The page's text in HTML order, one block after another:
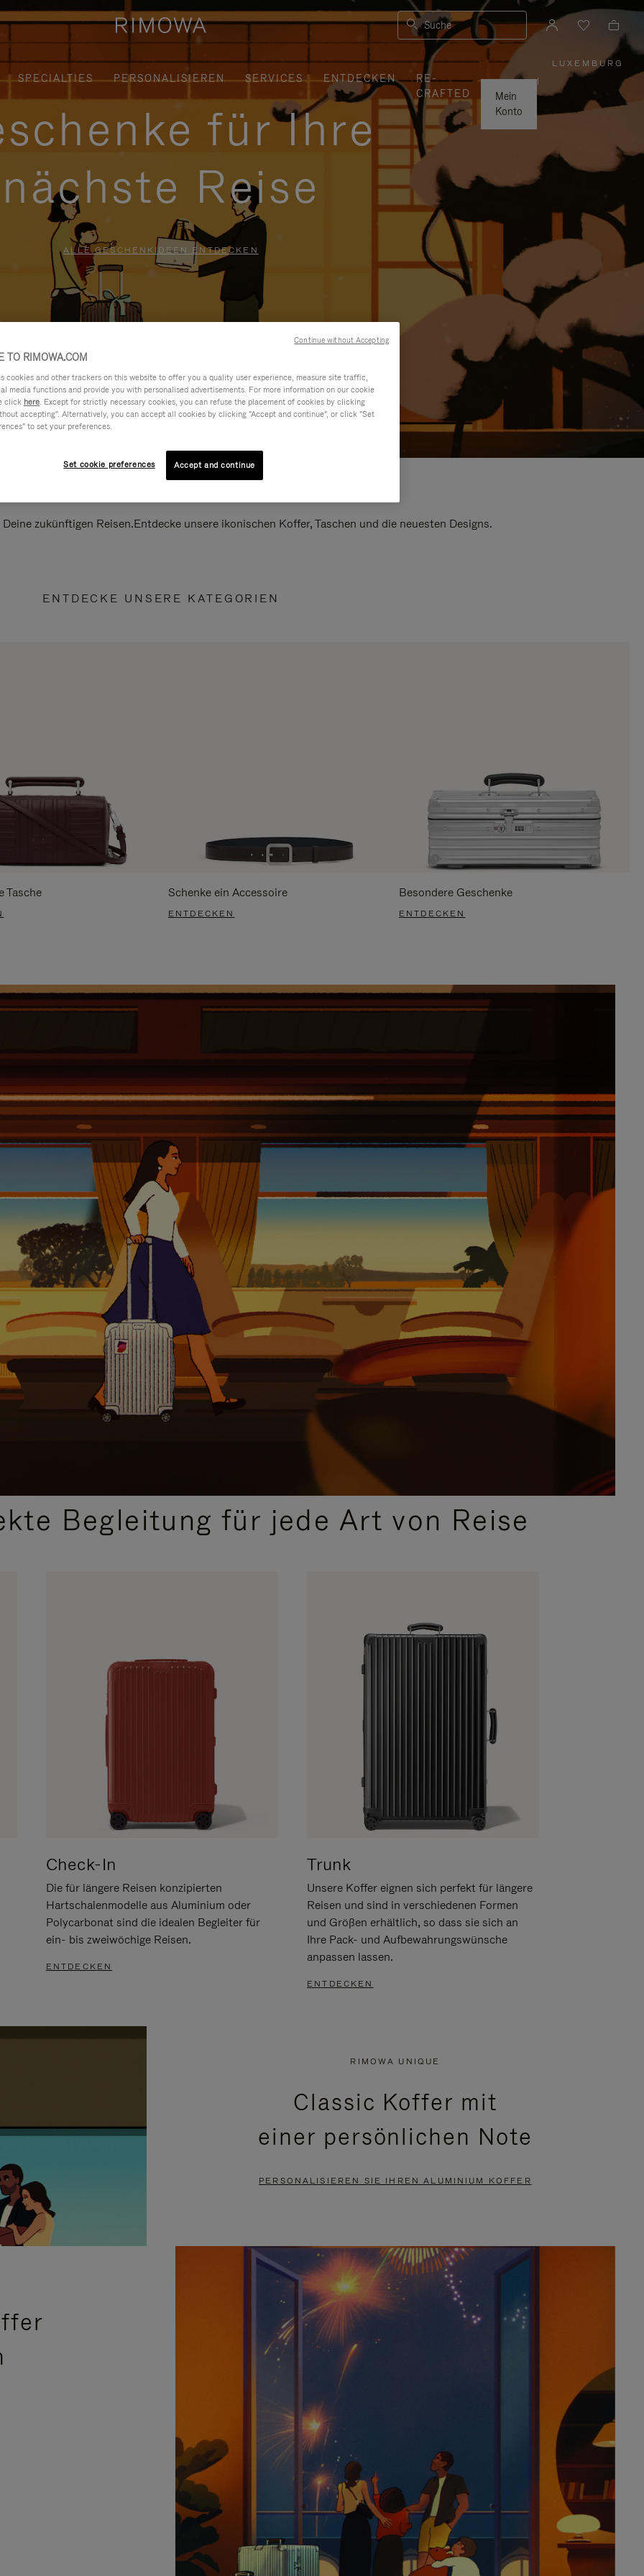
Suche
SPECIALTIES PERSONALISIEREN SERVICES ENTDECKEN
RE-
CRAFTED
Mein
Konto
LUXEMBURG
,
WÄHLEN
IHRE
REGION
AUS
|
für Ihre
nächste Reise
ALLE GESCHENKIDEEN ENTDECKEN
zukünftigen Reisen.Entdecke unsere ikonischen Koffer, Taschen und die neuesten Designs.
ENTDECKE UNSERE KATEGORIEN
Tasche Schenke ein Accessoire
ENTDECKEN
Besondere Geschenke
ENTDECKEN
Begleitung für jede Art von Reise
Check-In
Die für längere Reisen konzipierten
Hartschalenmodelle aus Aluminium oder
Polycarbonat sind die idealen Begleiter für
ein- bis zweiwöchige Reisen.
ENTDECKEN
Trunk
Unsere Koffer eignen sich perfekt für längere
Reisen und sind in verschiedenen Formen
und Größen erhältlich, so dass sie sich an
Ihre Pack- und Aufbewahrungswünsche
anpassen lassen.
ENTDECKEN
RIMOWA UNIQUE
Classic Koffer mit
einer persönlichen Note
PERSONALISIEREN SIE IHREN ALUMINIUM KOFFER
TO RIMOWA.COM
cookies and other trackers on this website to offer you a quality user experience, measure site traffic,
media functions and provide you with personalised advertisements. For more information on our cookie
click here. Except for strictly necessary cookies, you can refuse the placement of cookies by clicking
accepting". Alternatively, you can accept all cookies by clicking "Accept and continue", or click "Set
to set your preferences.
Set cookie preferences Accept and continue
Continue without Accepting